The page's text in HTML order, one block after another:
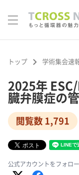
トップ keyboard_arrow_right 学術集会速
2025年
臓弁膜症の
閲覧数 1,791
公式アカウントをフォロー